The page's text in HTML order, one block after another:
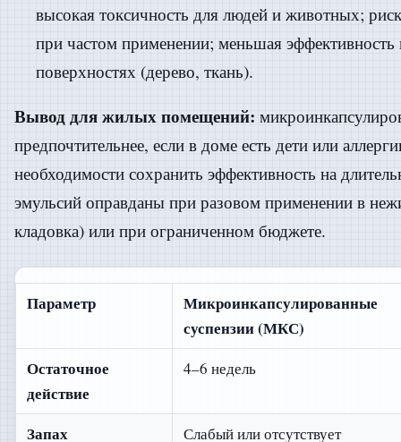
высокая токсичность для людей и животных;
при частом применении; меньшая
поверхностях (дерево, ткань).
Вывод для жилых помещений:
предпочтительнее, если в доме есть дети или
необходимости сохранить эффективность на
эмульсий оправданы при разовом применении в
кладовка) или при ограниченном бюджете.
Параметр
Микроинкапсулированные
суспензии (МКС)
Остаточное
действие
4–6 недель
Запах Слабый или отсутствует